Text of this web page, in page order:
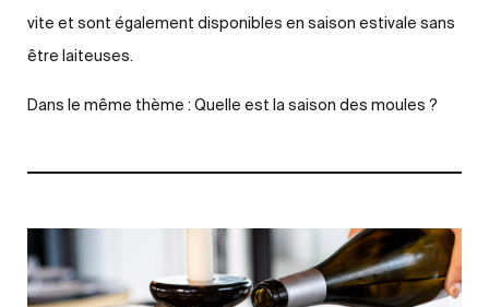
vite et sont également disponibles en saison estivale sans
être laiteuses.
Dans le même thème : Quelle est la saison des moules ?